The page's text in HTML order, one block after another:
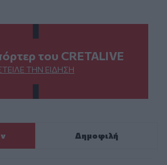
του CRETALIVE
ΤΗΝ ΕΊΔΗΣΗ
Δημοφιλή